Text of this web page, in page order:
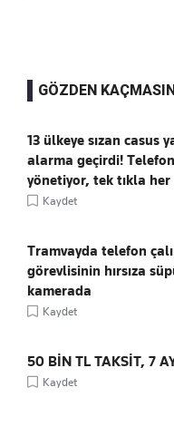
GÖZDEN KAÇMASIN
13 ülkeye sızan casus
alarma geçirdi!
yönetiyor, tek tıkla her
Kaydet
Tramvayda telefon
görevlisinin hırsıza
kamerada
Kaydet
50 BİN TL TAKSİT, 7
Kaydet